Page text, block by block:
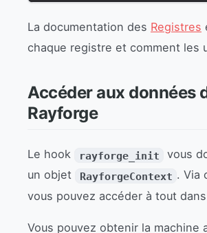
La documentation des Registres
chaque registre et comment les
Accéder aux données
Rayforge
Le hook rayforge_init
vous
un objet
RayforgeContext . Via
vous pouvez accéder à tout
Vous pouvez obtenir la machine